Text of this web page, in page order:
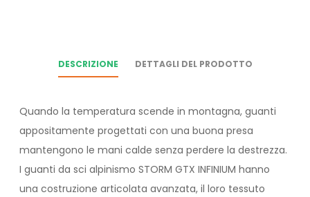
DESCRIZIONE DETTAGLI DEL PRODOTTO
Quando la temperatura scende in montagna, guanti
appositamente progettati con una buona presa
mantengono le mani calde senza perdere la destrezza.
I guanti da sci alpinismo STORM GTX INFINIUM hanno
una costruzione articolata avanzata, il loro tessuto